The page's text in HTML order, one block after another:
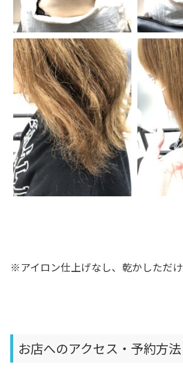
※アイロン仕上げなし、乾かしただけ
お店へのアクセス・予約方法